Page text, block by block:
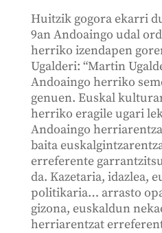
Huitzik gogora ekarri
9an Andoaingo udal
herriko izendapen
Ugalderi: “Martin
Andoaingo herriko
genuen. Euskal
herriko eragile ugari
Andoaingo
baita
erreferente
da. Kazetaria, idazlea,
politikaria… arrasto
gizona, euskaldun
herriarentzat